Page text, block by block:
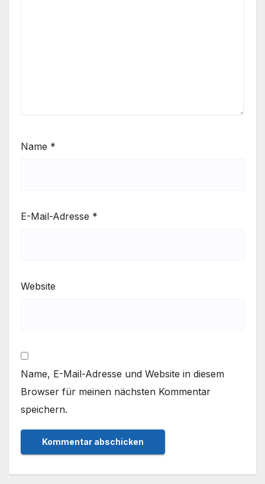
Name *
E-Mail-Adresse *
Website
Name, E-Mail-Adresse und Website in diesem
Browser für meinen nächsten Kommentar
speichern.